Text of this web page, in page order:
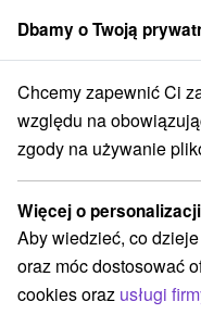
członek grupySorger
Atrakcje na Słowacji
Zamki,
Kategorie
Wszystkie kategorie
Areny laserowe i
Dbamy o Twoją
Chcemy zapewnić Ci
względu na
zgody na używanie
Więcej o
Aby wiedzieć, co
oraz móc dostosować
cookies oraz usługi